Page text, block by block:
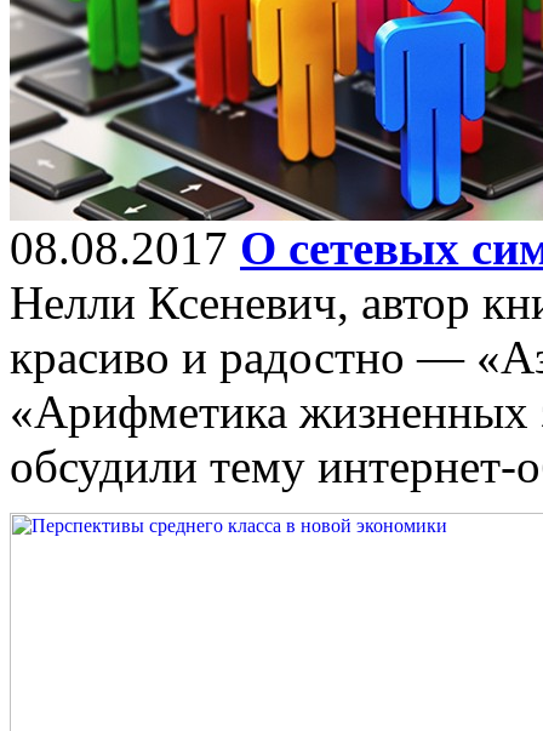
08.08.2017 О сетевых
Нелли Ксеневич, автор
красиво и радостно —
«Арифметика
обсудили тему интернет-